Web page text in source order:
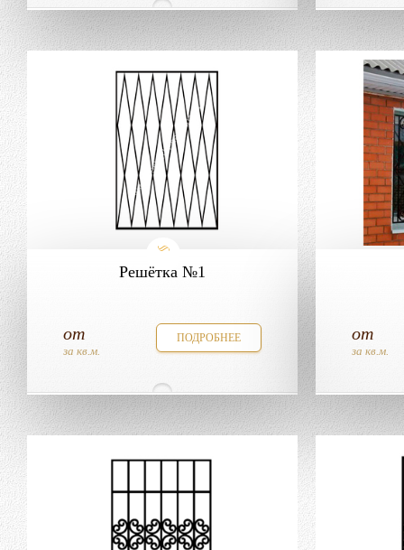
Решётка №1
от
за кв.м.
ПОДРОБНЕЕ от
за кв.м.